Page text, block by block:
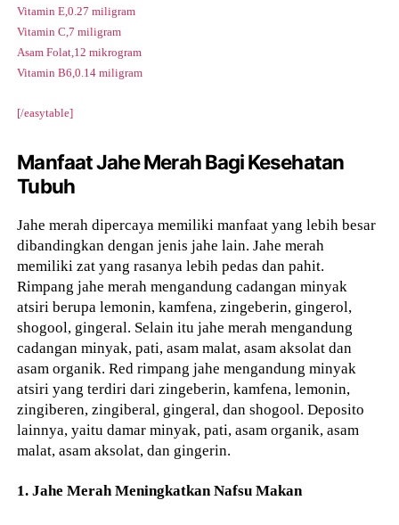
Vitamin E,0.27 miligram
Vitamin C,7 miligram
Asam Folat,12 mikrogram
Vitamin B6,0.14 miligram
[/easytable]
Manfaat Jahe Merah Bagi Kesehatan
Tubuh
Jahe merah dipercaya memiliki manfaat yang lebih besar
dibandingkan dengan jenis jahe lain. Jahe merah
memiliki zat yang rasanya lebih pedas dan pahit.
Rimpang jahe merah mengandung cadangan minyak
atsiri berupa lemonin, kamfena, zingeberin, gingerol,
shogool, gingeral. Selain itu jahe merah mengandung
cadangan minyak, pati, asam malat, asam aksolat dan
asam organik. Red rimpang jahe mengandung minyak
atsiri yang terdiri dari zingeberin, kamfena, lemonin,
zingiberen, zingiberal, gingeral, dan shogool. Deposito
lainnya, yaitu damar minyak, pati, asam organik, asam
malat, asam aksolat, dan gingerin.
1. Jahe Merah Meningkatkan Nafsu Makan